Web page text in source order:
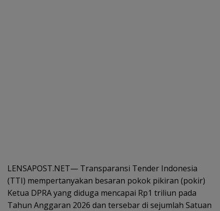
LENSAPOST.NET— Transparansi Tender Indonesia
(TTI) mempertanyakan besaran pokok pikiran (pokir)
Ketua DPRA yang diduga mencapai Rp1 triliun pada
Tahun Anggaran 2026 dan tersebar di sejumlah Satuan